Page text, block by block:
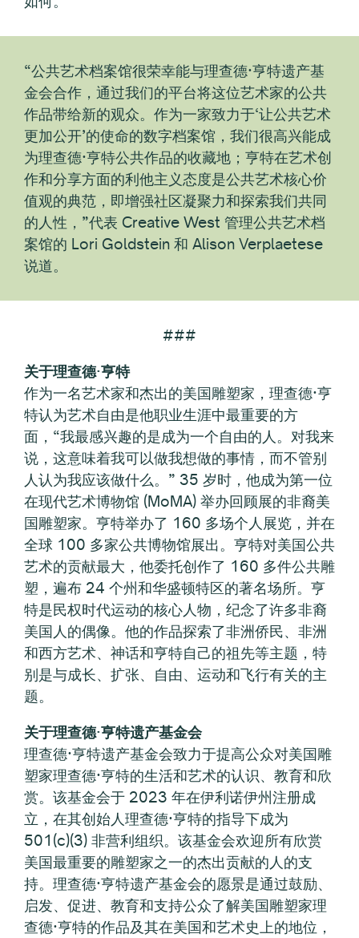
“公共艺术档案馆很荣幸能与理查德·亨特遗产基
金会合作，通过我们的平台将这位艺术家的公共
作品带给新的观众。作为一家致力于‘让公共艺术
更加公开’的使命的数字档案馆，我们很高兴能成
为理查德·亨特公共作品的收藏地；亨特在艺术创
作和分享方面的利他主义态度是公共艺术核心价
值观的典范，即增强社区凝聚力和探索我们共同
的人性，”代表 Creative West 管理公共艺术档
案馆的 Lori Goldstein 和 Alison Verplaetese
说道。
###
关于理查德·亨特
作为一名艺术家和杰出的美国雕塑家，理查德·亨
特认为艺术自由是他职业生涯中最重要的方
面，“我最感兴趣的是成为一个自由的人。对我来
说，这意味着我可以做我想做的事情，而不管别
人认为我应该做什么。” 35 岁时，他成为第一位
在现代艺术博物馆 (MoMA) 举办回顾展的非裔美
国雕塑家。亨特举办了 160 多场个人展览，并在
全球 100 多家公共博物馆展出。亨特对美国公共
艺术的贡献最大，他委托创作了 160 多件公共雕
塑，遍布 24 个州和华盛顿特区的著名场所。亨
特是民权时代运动的核心人物，纪念了许多非裔
美国人的偶像。他的作品探索了非洲侨民、非洲
和西方艺术、神话和亨特自己的祖先等主题，特
别是与成长、扩张、自由、运动和飞行有关的主
题。
关于理查德·亨特遗产基金会
理查德·亨特遗产基金会致力于提高公众对美国雕
塑家理查德·亨特的生活和艺术的认识、教育和欣
赏。该基金会于 2023 年在伊利诺伊州注册成
立，在其创始人理查德·亨特的指导下成为
501(c)(3) 非营利组织。该基金会欢迎所有欣赏
美国最重要的雕塑家之一的杰出贡献的人的支
持。理查德·亨特遗产基金会的愿景是通过鼓励、
启发、促进、教育和支持公众了解美国雕塑家理
查德·亨特的作品及其在美国和艺术史上的地位，